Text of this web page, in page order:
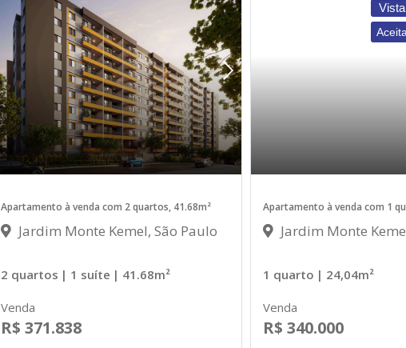
Apartamento à venda com 2 quartos, 41.68m²
Jardim Monte Kemel, São Paulo
2 quartos | 1 suíte | 41.68m²
Venda
R$ 371.838
Apartamento à venda com 1
Jardim Monte
1 quarto | 24,04m²
Venda
R$ 340.000